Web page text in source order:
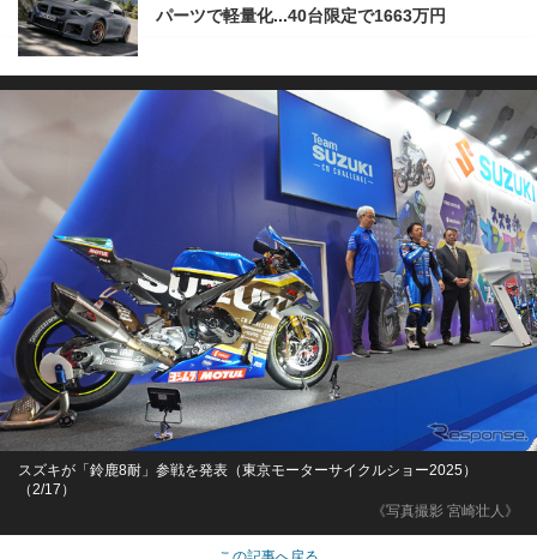
パーツで軽量化...40台限定で1663万円
《写真撮影 宮崎壮人》
スズキが「鈴鹿8耐」参戦を発表（東京モーターサイクルショー2025）
（2/17）